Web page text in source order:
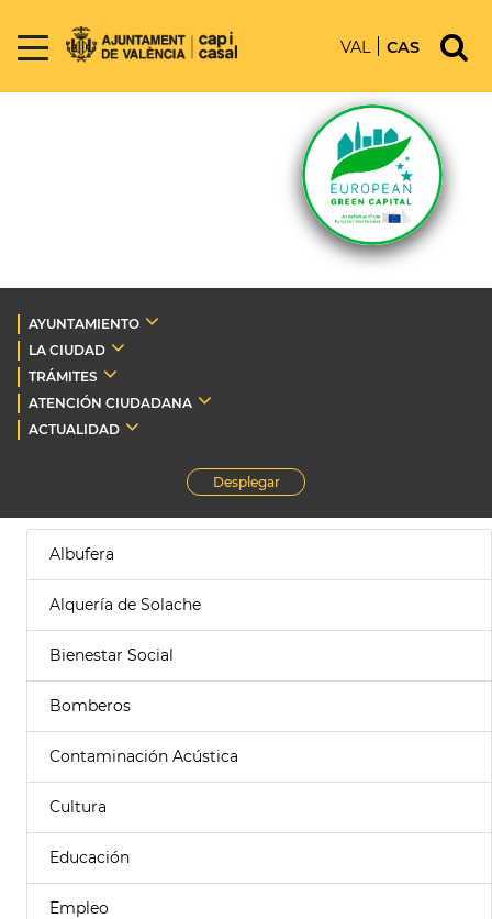
VAL CAS
AYUNTAMIENTO
LA CIUDAD
TRÁMITES
ATENCIÓN CIUDADANA
ACTUALIDAD
Desplegar
Albufera
Alquería de Solache
Bienestar Social
Bomberos
Contaminación Acústica
Cultura
Educación
Empleo